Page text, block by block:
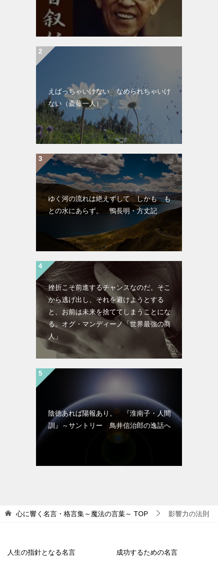
えばっちゃいけない なめられちゃいけ
ない（斎藤一人）
ゆく河の流れは絶えずして しかも も
との水にあらず。 鴨長明・方丈記
挫折こそ前進するチャンスなのだ。そこ
から逃げ出し、それを避けようとする
と、お前は未来を捨ててしまうことにな
る。オグ・マンディーノ「世界最強の商
人」
陰徳あれば陽報あり。 『淮南子・人間
訓』～サントリー 鳥井信治郎の逸話へ
心に響く名言・格言集～魔法の言葉～ TOP 影響力の法則
人生の指針となる名言 成功するための名言